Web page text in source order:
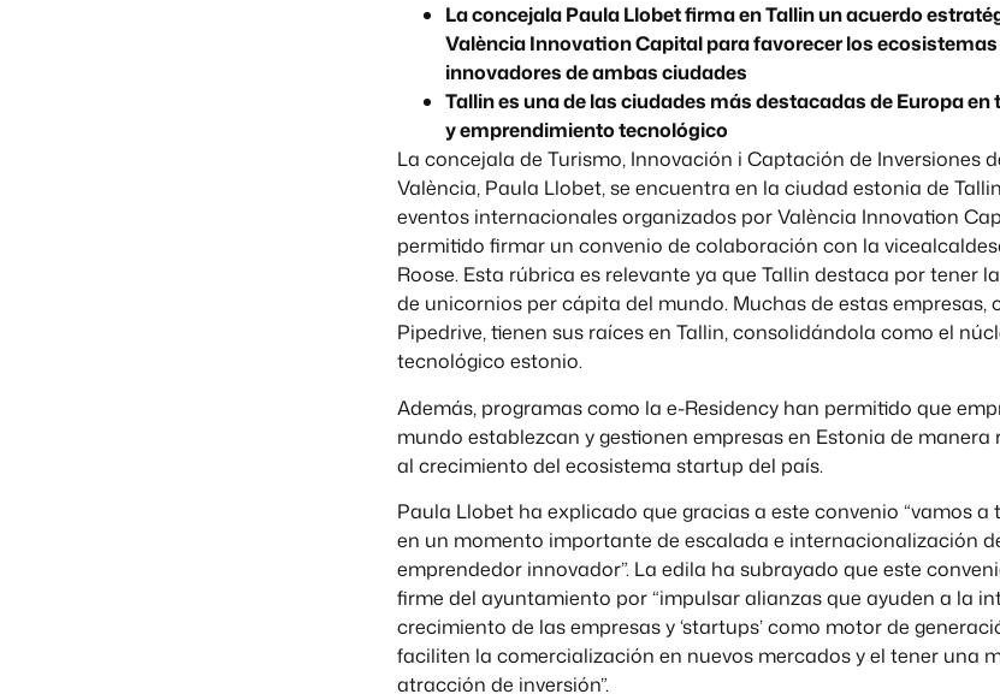
La concejala Paula Llobet firma en Tallin un acuerdo
València Innovation Capital para favorecer los
innovadores de ambas ciudades
Tallin es una de las ciudades más destacadas de Europa
y emprendimiento tecnológico
La concejala de Turismo, Innovación i Captación de Inversiones
València, Paula Llobet, se encuentra en la ciudad estonia de
eventos internacionales organizados por València Innovation
permitido firmar un convenio de colaboración con la
Roose. Esta rúbrica es relevante ya que Tallin destaca por tener
de unicornios per cápita del mundo. Muchas de estas empresas,
Pipedrive, tienen sus raíces en Tallin, consolidándola como el
tecnológico estonio.
Además, programas como la e-Residency han permitido que
mundo establezcan y gestionen empresas en Estonia de
al crecimiento del ecosistema startup del país.
Paula Llobet ha explicado que gracias a este convenio “vamos
en un momento importante de escalada e internacionalización
emprendedor innovador”. La edila ha subrayado que este
firme del ayuntamiento por “impulsar alianzas que ayuden a la
crecimiento de las empresas y ‘startups’ como motor de
faciliten la comercialización en nuevos mercados y el tener una
atracción de inversión”.